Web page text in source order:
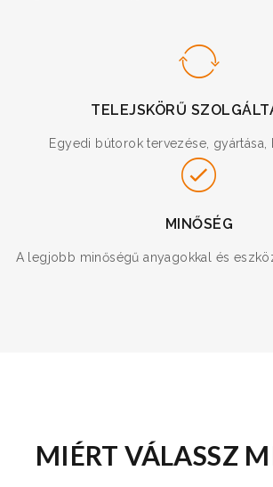
TELEJSKÖRŰ
Egyedi bútorok tervezése, gyártása,
MINŐSÉG
A legjobb minőségű anyagokkal és
MIÉRT VÁLASSZ